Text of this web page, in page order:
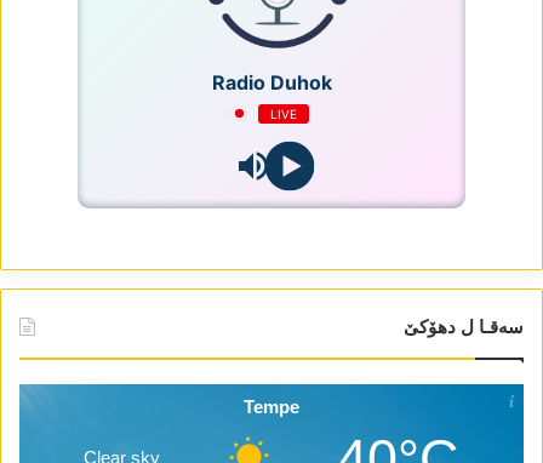
Radio Duhok
LIVE
سەقـا ل دھۆکێ
Tempe
Clear sky